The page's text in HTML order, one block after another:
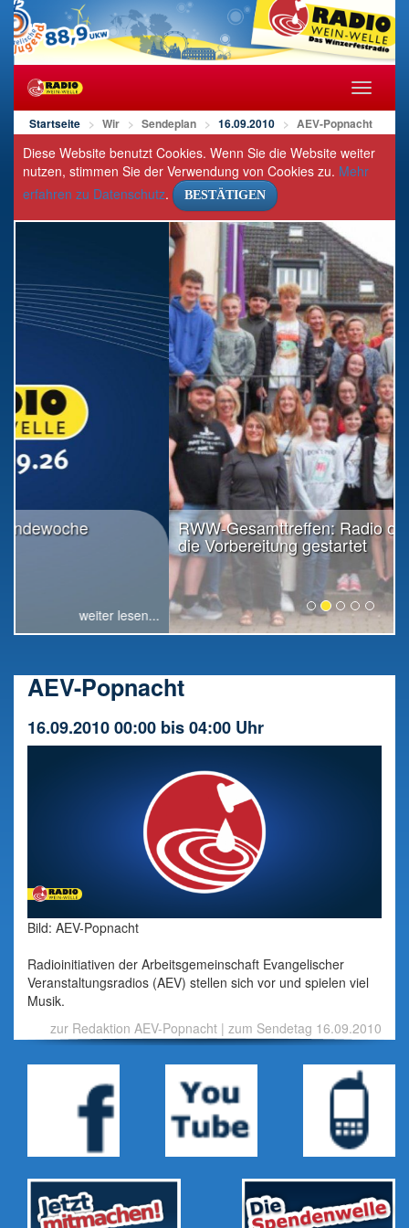
öffnen/
Startseite Wir Sendeplan 16.09.2010 AEV-Popnacht
Diese Website benutzt Cookies. Wenn Sie die Website weiter
nutzen, stimmen Sie der Verwendung von Cookies zu. Mehr
erfahren zu Datenschutz. BESTÄTIGEN
RWW-Gesamttreffen: Radio offiziell in
die Vorbereitung gestartet
weiter lesen...
AEV-Popnacht
16.09.2010 00:00 bis 04:00 Uhr
Bild: AEV-Popnacht
Radioinitiativen der Arbeitsgemeinschaft Evangelischer
Veranstaltungsradios (AEV) stellen sich vor und spielen viel
Musik.
zur Redaktion AEV-Popnacht | zum Sendetag 16.09.2010